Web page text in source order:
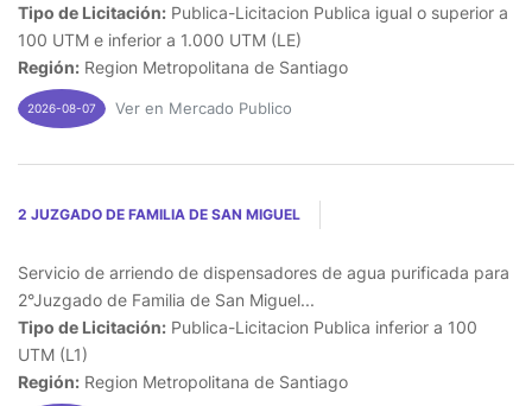
Tipo de Licitación: Publica-Licitacion Publica igual o superior a
100 UTM e inferior a 1.000 UTM (LE)
Región: Region Metropolitana de Santiago
2026-08-07 Ver en Mercado Publico
2 JUZGADO DE FAMILIA DE SAN MIGUEL
Servicio de arriendo de dispensadores de agua purificada para
2°Juzgado de Familia de San Miguel...
Tipo de Licitación: Publica-Licitacion Publica inferior a 100
UTM (L1)
Región: Region Metropolitana de Santiago